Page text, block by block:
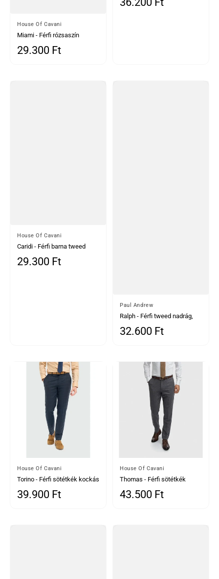
Által
House Of Cavani
Miami - Férfi rózsaszín
Crosshatch nyári nadrág
Normál ár
29.300 Ft
Által
House Of Cavani
Caridi - Férfi barna tweed
nadrág
Normál ár
29.300 Ft
Által
Paul Andrew
Ralph - Férfi tweed nadrág,
barna színben
Normál ár
32.600 Ft
Által
House Of Cavani
Torino - Férfi sötétkék kockás
alkalmi nadrág
Normál ár
39.900 Ft
Által
House Of Cavani
Thomas - Férfi sötétkék
gyapjúkeverék halszálkás
tweed nadrág
Normál ár
43.500 Ft